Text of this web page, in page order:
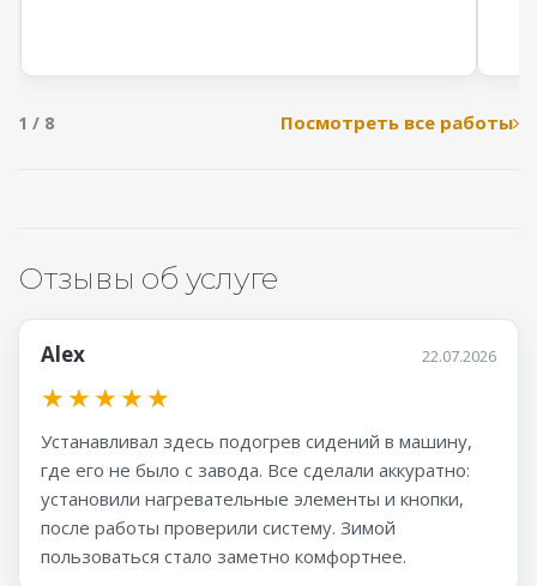
1 / 8 Посмотреть все работы
Отзывы об услуге
Alex 22.07.2026
★★★★★
Устанавливал здесь подогрев сидений в машину,
где его не было с завода. Все сделали аккуратно:
установили нагревательные элементы и кнопки,
после работы проверили систему. Зимой
пользоваться стало заметно комфортнее.